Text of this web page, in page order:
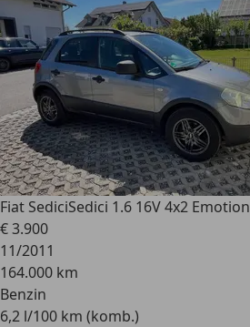
Fiat SediciSedici 1.6 16V 4x2 Emotion
€ 3.900
11/2011
164.000 km
Benzin
6,2 l/100 km (komb.)